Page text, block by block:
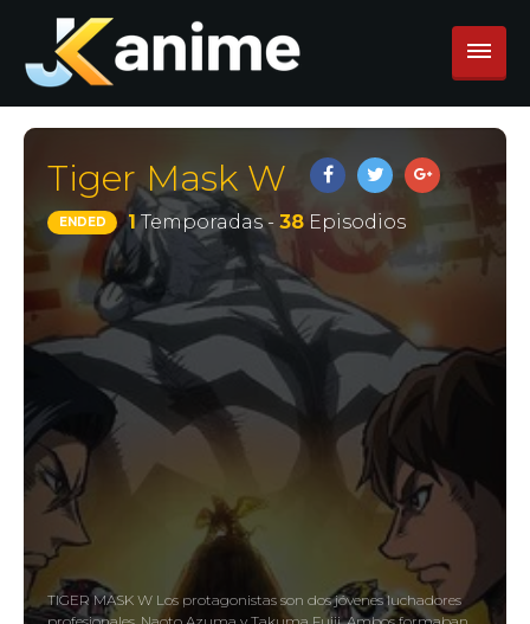
Tiger Mask W
ENDED 1Temporadas - 38Episodios
TIGER MASK W Los protagonistas son dos jóvenes luchadores